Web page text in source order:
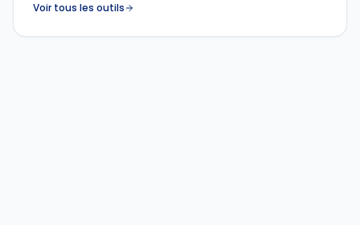
Voir tous les outils